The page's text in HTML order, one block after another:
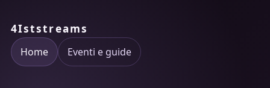
4Iststreams
Home Eventi e guide